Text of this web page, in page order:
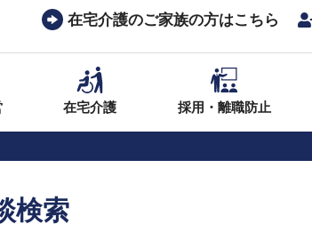
在宅介護のご家族の方はこちら
在宅介護 採用・離職防止
検索